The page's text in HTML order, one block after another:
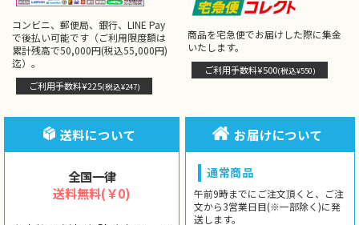
コンビニ、郵便局、銀行、LINE Pay
で後払い可能です（ご利用限度額は
累計残高で50,000円(税込55,000円)
迄）。
ご利用手数料¥225(税込¥247)
商品を宅急便でお届けした際に集金
いたします。
ご利用手数料¥500(税込¥550)
送料について
全国一律
送料無料(￥0)
お届けについて
通常商品
午前9時までにご注文頂くと、ご注
文から3営業日目(※一部除く)に発
送します。